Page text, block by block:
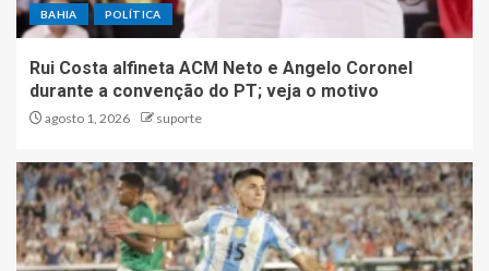
BAHIA POLÍTICA
Rui Costa alfineta ACM Neto e Angelo Coronel
durante a convenção do PT; veja o motivo
agosto 1, 2026 suporte